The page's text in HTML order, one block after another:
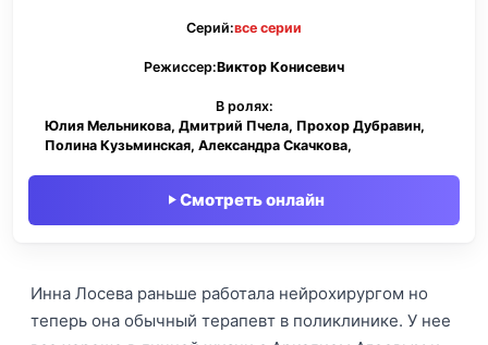
Серий:все серии
Режиссер:Виктор Конисевич
В ролях:
Юлия Мельникова, Дмитрий Пчела, Прохор Дубравин,
Полина Кузьминская, Александра Скачкова,
Смотреть онлайн
Инна Лосева раньше работала нейрохирургом но
теперь она обычный терапевт в поликлинике. У нее